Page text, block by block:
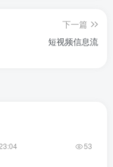
下一篇
短视频信息流
53